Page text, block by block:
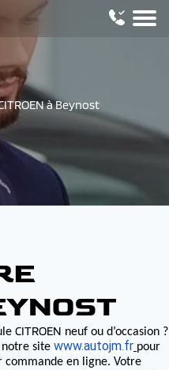
à Beynost
CITROEN neuf ou d’occasion ?
notre site www.autojm.fr pour
commande en ligne. Votre